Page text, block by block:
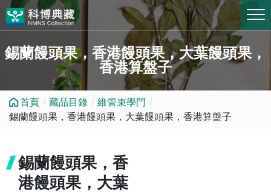
跳到中央內容區塊
錫蘭饅頭果，香港饅頭果，大葉饅頭果，
香港算盤子
首頁 藏品目錄
維管束學門
錫蘭饅頭果，香港饅頭果，大葉饅頭果，香港算盤子
錫蘭饅頭果，香
港饅頭果，大葉